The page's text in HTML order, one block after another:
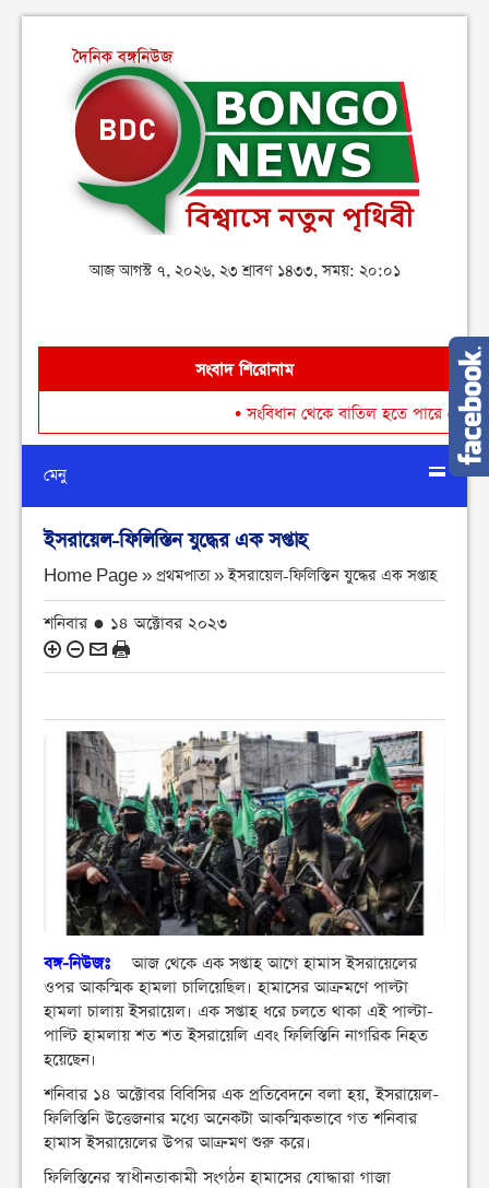
আজ আগস্ট ৭, ২০২৬, ২৩ শ্রাবণ ১৪৩৩, সময়: ২০:০১
সংবাদ শিরোনাম
সংবিধান থেকে বাতিল হতে পারে শেখ মুজিবুর
মেনু
ইসরায়েল-ফিলিস্তিন যুদ্ধের এক সপ্তাহ
Home Page » প্রথমপাতা »ইসরায়েল-ফিলিস্তিন যুদ্ধের এক সপ্তাহ
শনিবার ● ১৪ অক্টোবর ২০২৩
বঙ্গ-নিউজঃ আজ থেকে এক সপ্তাহ আগে হামাস ইসরায়েলের
ওপর আকস্মিক হামলা চালিয়েছিল। হামাসের আক্রমণে পাল্টা
হামলা চালায় ইসরায়েল। এক সপ্তাহ ধরে চলতে থাকা এই পাল্টা-
পাল্টি হামলায় শত শত ইসরায়েলি এবং ফিলিস্তিনি নাগরিক নিহত
হয়েছেন।
শনিবার ১৪ অক্টোবর বিবিসির এক প্রতিবেদনে বলা হয়, ইসরায়েল-
ফিলিস্তিনি উত্তেজনার মধ্যে অনেকটা আকস্মিকভাবে গত শনিবার
হামাস ইসরায়েলের উপর আক্রমণ শুরু করে।
ফিলিস্তিনের স্বাধীনতাকামী সংগঠন হামাসের যোদ্ধারা গাজা